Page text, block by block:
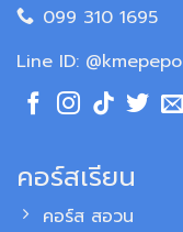
099 310 1695
Line ID: @kmepepo
คอร์สเรียน
คอร์ส สอวน